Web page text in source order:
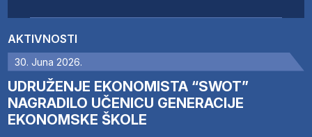
AKTIVNOSTI
30. Juna 2026.
UDRUŽENJE EKONOMISTA “SWOT”
NAGRADILO UČENICU GENERACIJE
EKONOMSKE ŠKOLE